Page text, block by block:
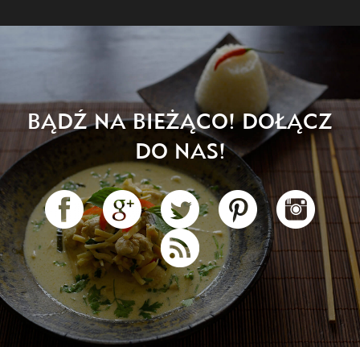
BĄDŹ NA BIEŻĄCO! DOŁĄCZ
DO NAS!